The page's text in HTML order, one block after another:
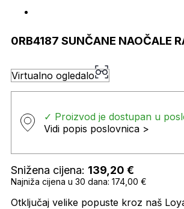
0RB4187 SUNČANE NAOČALE
Virtualno ogledalo
✓ Proizvod je dostupan u
Vidi popis poslovnica >
Snižena cijena: 139,20 €
Najniža cijena u 30 dana: 174,00 €
Otključaj velike popuste kroz naš